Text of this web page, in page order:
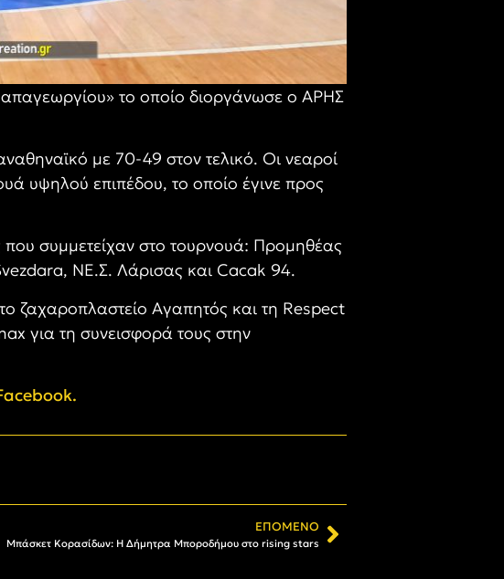
το οποίο διοργάνωσε ο ΑΡΗΣ
με 70-49 στον τελικό. Οι νεαροί
υψηλού επιπέδου, το οποίο έγινε προς
συμμετείχαν στο τουρνουά: Προμηθέας
ΝΕ.Σ. Λάρισας και Cacak 94.
ζαχαροπλαστείο Αγαπητός και τη Respect
για τη συνεισφορά τους στην
.
ΕΠΌΜΕΝΟ
Μπάσκετ Κορασίδων: Η Δήμητρα Μποροδήμου στο rising stars